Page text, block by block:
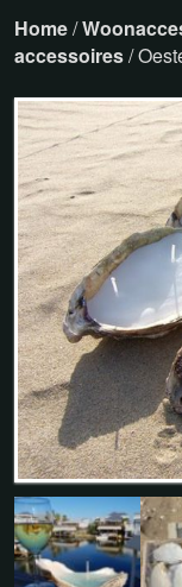
Home/
accessoires/